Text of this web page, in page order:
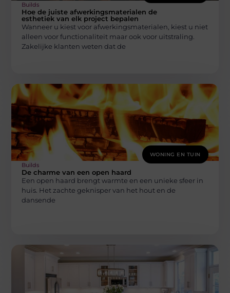
Builds
Hoe de juiste afwerkingsmaterialen de
esthetiek van elk project bepalen
Wanneer u kiest voor afwerkingsmaterialen, kiest u niet
alleen voor functionaliteit maar ook voor uitstraling.
Zakelijke klanten weten dat de
WONING EN TUIN
Builds
De charme van een open haard
Een open haard brengt warmte en een unieke sfeer in
huis. Het zachte geknisper van het hout en de
dansende